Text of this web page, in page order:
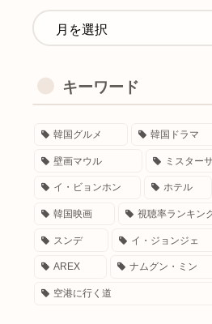
キーワード
韓国グルメ 韓国ドラマ
壁画マウル ミスター
イ・ビョンホン ホテル
韓国映画 視聴率ランキン
スンデ イ・ジョンジェ
AREX ナムグン・ミン
空港に行く道